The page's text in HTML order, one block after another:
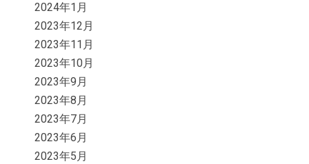
2024年1月
2023年12月
2023年11月
2023年10月
2023年9月
2023年8月
2023年7月
2023年6月
2023年5月